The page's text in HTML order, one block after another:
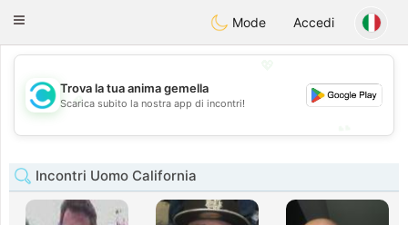
olombiaCitas
Toggle
Mode Accedi
💖
💕
Trova la tua anima gemella
Scarica subito la nostra app di incontri!
Incontri Uomo California